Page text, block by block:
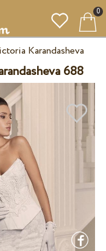
0
Karandasheva
688